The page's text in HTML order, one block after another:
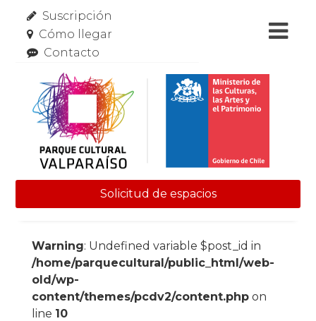
Suscripción
Cómo llegar
Contacto
Solicitud de espacios
Warning: Undefined variable $post_id in
/home/parquecultural/public_html/web-
old/wp-
content/themes/pcdv2/content.phpon
line 10